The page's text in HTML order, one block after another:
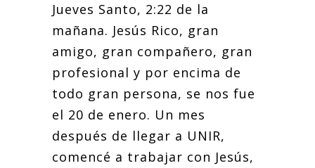
Jueves Santo, 2:22 de la
mañana. Jesús Rico, gran
amigo, gran compañero, gran
profesional y por encima de
todo gran persona, se nos fue
el 20 de enero. Un mes
después de llegar a UNIR,
comencé a trabajar con Jesús,